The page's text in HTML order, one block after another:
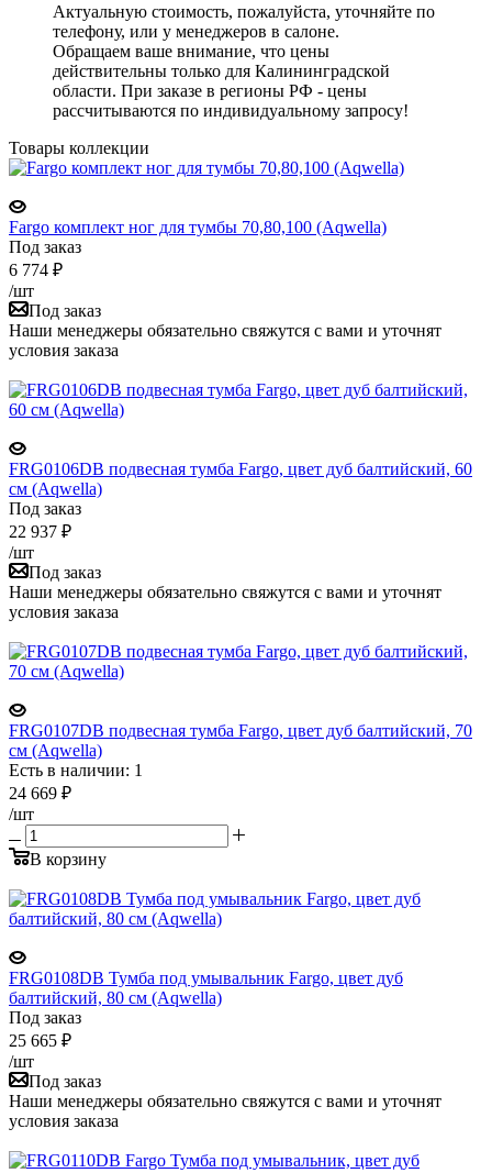
Актуальную стоимость, пожалуйста, уточняйте по
телефону, или у менеджеров в салоне.
Обращаем ваше внимание, что цены
действительны только для Калининградской
области. При заказе в регионы РФ - цены
рассчитываются по индивидуальному запросу!
Товары коллекции
Fargo комплект ног для тумбы 70,80,100 (Aqwella)
Под заказ
6 774 ₽
/шт
Под заказ
Наши менеджеры обязательно свяжутся с вами и уточнят
условия заказа
FRG0106DB подвесная тумба Fargo, цвет дуб балтийский, 60
см (Aqwella)
Под заказ
22 937 ₽
/шт
Под заказ
Наши менеджеры обязательно свяжутся с вами и уточнят
условия заказа
FRG0107DB подвесная тумба Fargo, цвет дуб балтийский, 70
см (Aqwella)
Есть в наличии: 1
24 669 ₽
/шт
В корзину
FRG0108DB Тумба под умывальник Fargo, цвет дуб
балтийский, 80 см (Aqwella)
Под заказ
25 665 ₽
/шт
Под заказ
Наши менеджеры обязательно свяжутся с вами и уточнят
условия заказа